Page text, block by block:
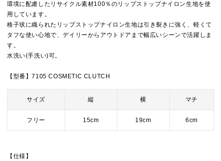
環境に配慮したリサイクル素材100％のリップストップナイロン生地を使
用しています。
格子状に織られたリップストップナイロン生地は引き裂きに強く、軽くて
タフな使い心地で、デイリーからアウトドアまで幅広いシーンで活躍しま
す。
水洗い(手洗い)可。
【型番】7105 COSMETIC CLUTCH
サイズ 縦 横 マチ
フリー 15cm 19cm 6cm
【仕様】